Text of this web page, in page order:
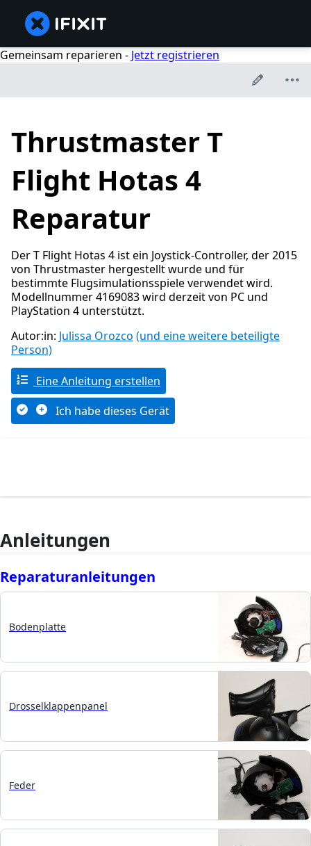
Gemeinsam reparieren - Jetzt registrieren
Thrustmaster T
Flight Hotas 4
Reparatur
Der T Flight Hotas 4 ist ein Joystick-Controller, der 2015
von Thrustmaster hergestellt wurde und für
bestimmte Flugsimulationsspiele verwendet wird.
Modellnummer 4169083 wird derzeit von PC und
PlayStation 4 unterstützt.
Autor:in: Julissa Orozco (und eine weitere beteiligte
Person)
Eine Anleitung erstellen
Ich habe dieses Gerät
Anleitungen
Reparaturanleitungen
Bodenplatte
Drosselklappenpanel
Feder